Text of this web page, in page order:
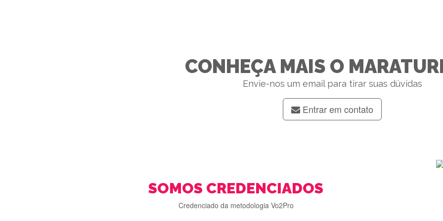
CONHEÇA MAIS O
Envie-nos um email para tirar suas dúvidas
Entrar em contato
SOMOS CREDENCIADOS
Credenciado da metodologia Vo2Pro